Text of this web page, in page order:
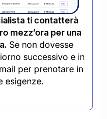
ti contatterà
mezz’ora per una
Se non dovesse
successivo e in
per prenotare in
esigenze.